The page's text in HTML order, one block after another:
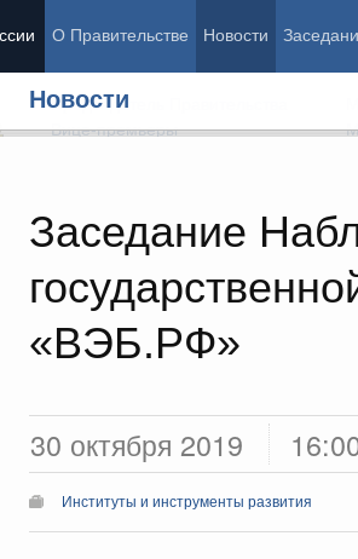
О Правительстве Новости
Новости
Заседание
«ВЭБ.РФ»
30 октября 2019
Институты и инструменты развития
Председатель Правительства
Вице-премьеры
Демография
Здоровье
Образование
Культура
программы